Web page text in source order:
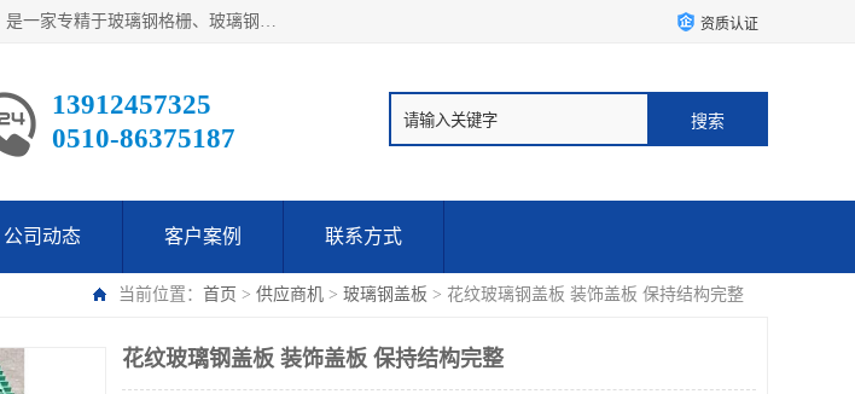
江阴市翔鼎复合材料有限公司,位于美丽富饶的中国经济百强县第一县级市的-江苏省江阴市，是一家专精于玻璃钢格栅、玻璃钢新材料,镀锌钢格板，机械设备生产制造及研发的科技型企业；公司产品已销往了世界多个国家和地区，公司人决心加倍努力愿与广大社会同仁精诚合作共创辉煌！ 资质认证
13912457325
0510-86375187
公司动态 客户案例 联系方式
当前位置： 首页 > 供应商机 > 玻璃钢盖板 > 花纹玻璃钢盖板 装饰盖板 保持结构完整
花纹玻璃钢盖板 装饰盖板 保持结构完整